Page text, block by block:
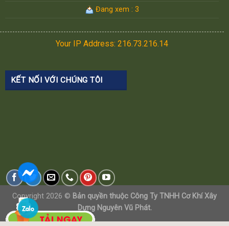
Đang xem : 3
Your IP Address: 216.73.216.14
KẾT NỐI VỚI CHÚNG TÔI
Copyright 2026 © Bản quyền thuộc Công Ty TNHH Cơ Khí Xây
Dựng Nguyên Vũ Phát.